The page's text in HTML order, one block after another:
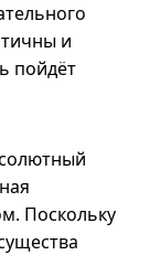
и
пойдёт
Поскольку